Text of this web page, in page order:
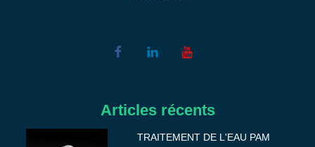
Articles récents
TRAITEMENT DE L'EAU PAM